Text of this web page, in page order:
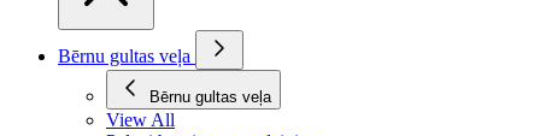
Bērnu gultas veļa
Bērnu gultas veļa
View All